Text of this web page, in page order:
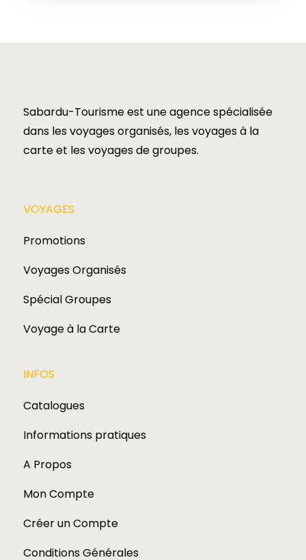
Sabardu-Tourisme est une agence spécialisée
dans les voyages organisés, les voyages à la
carte et les voyages de groupes.​
VOYAGES​
Promotions
Voyages Organisés
Spécial Groupes
Voyage à la Carte
INFOS
Catalogues
Informations pratiques
A Propos
Mon Compte
Créer un Compte
Conditions Générales